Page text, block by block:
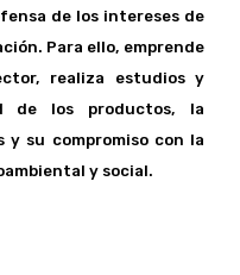
de los intereses de
Para ello, emprende
realiza estudios y
de los productos, la
y su compromiso con la
y social.